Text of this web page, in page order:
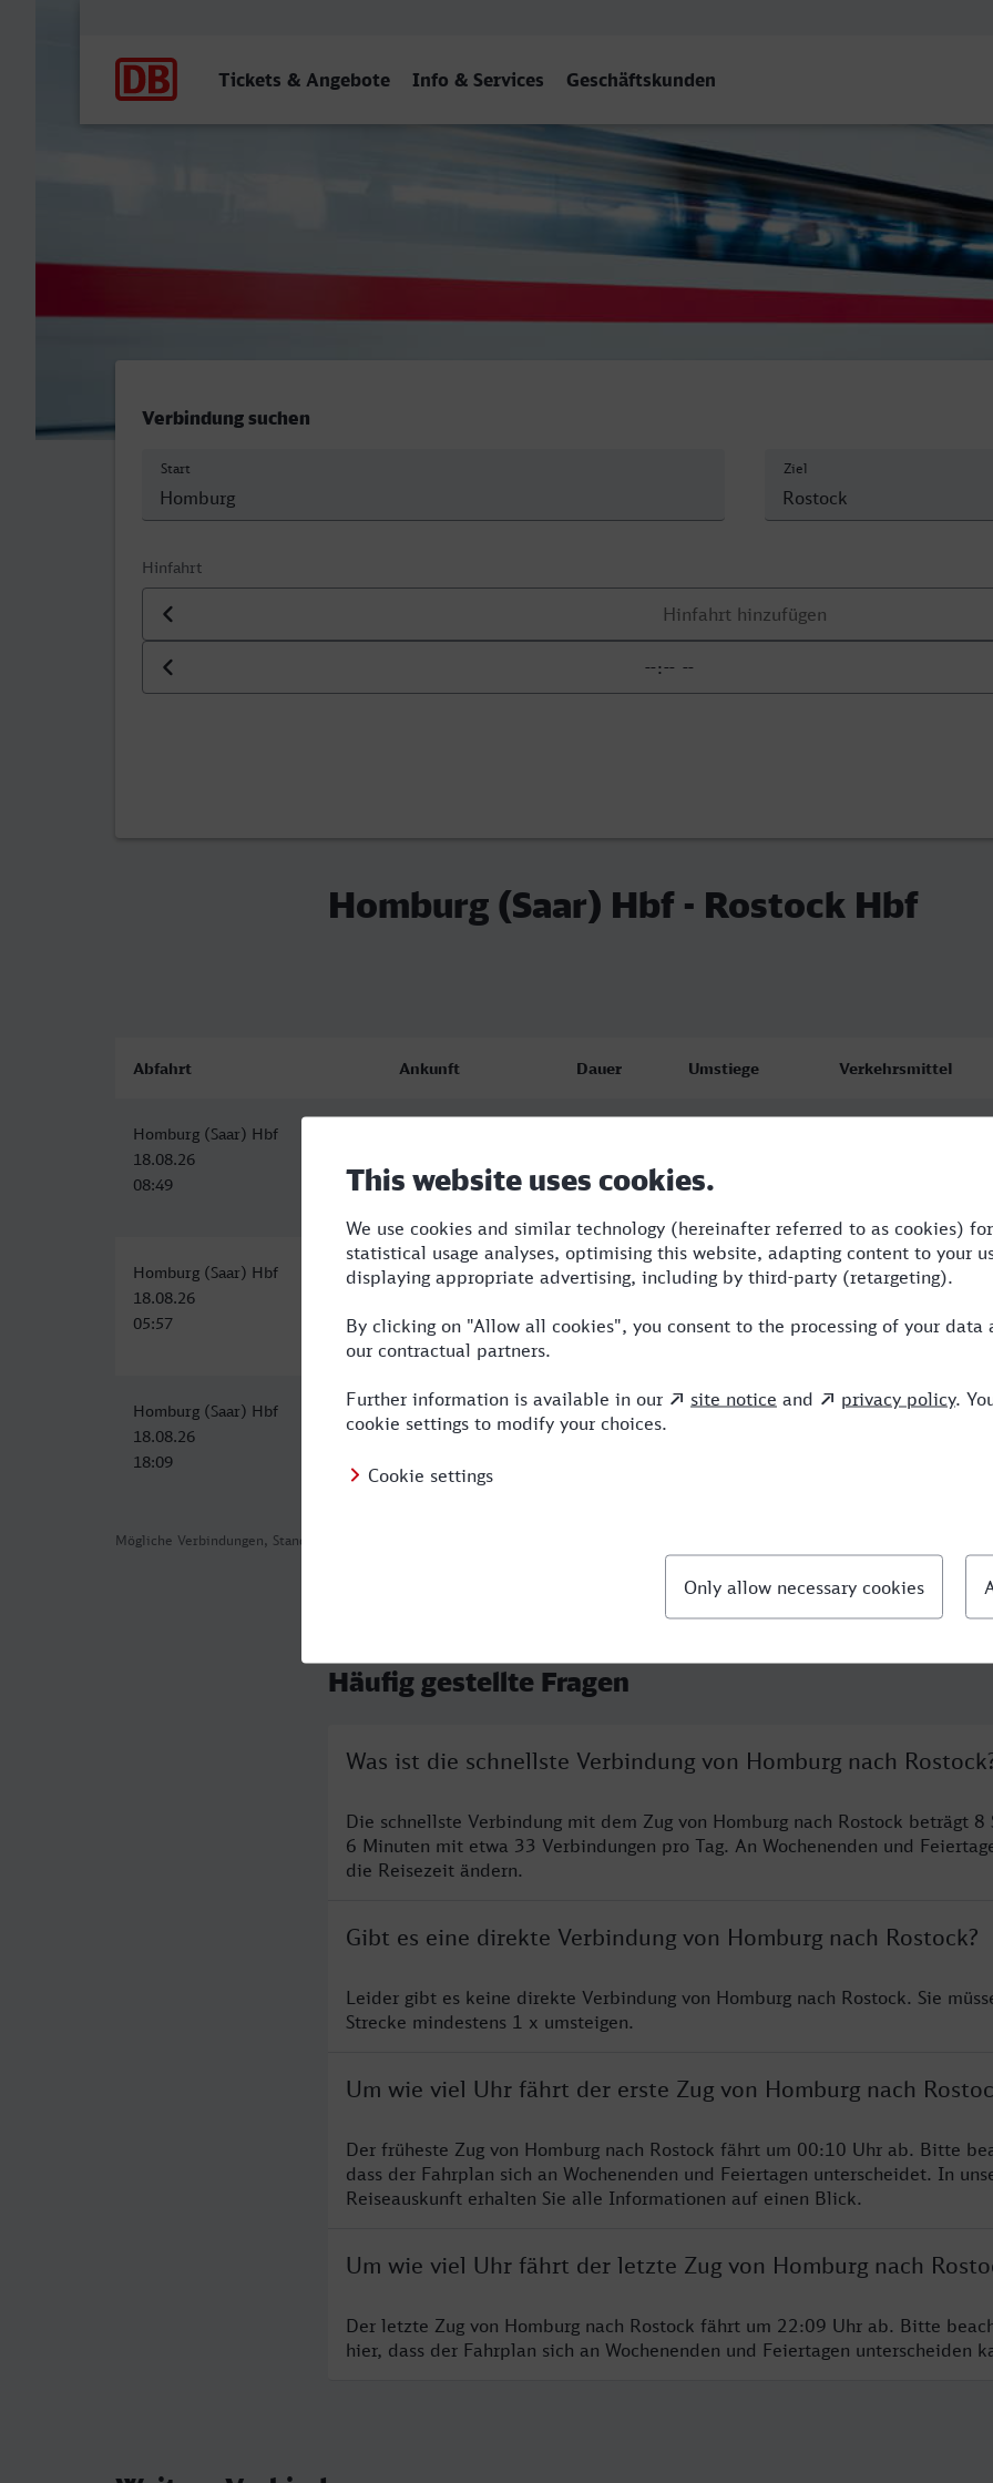
Tickets & Angebote Info & Services Geschäftskunden
Homburg (Saar) Hbf - Rostock Hbf
Verbindung suchen
Start Ziel
Hinfahrt
Datum der Hinfahrt
Uhrzeit der Hinfahrt
Homburg (Saar) Hbf - Rostock Hbf
Mögliche Verbindungen, Stand: 2026-08-04 11:59
Abfahrt Ankunft Dauer Umstiege Verkehrsmittel
Homburg (Saar) Hbf
18.08.26
08:49
16:55
Homburg (Saar) Hbf
18.08.26
05:57
Rostock Hbf
15:23
9:26 2 RE,ICE
Homburg (Saar) Hbf
18.08.26
18:09
Rostock Hbf
19.08.26
13:14 2 RE,ICE
Häufig gestellte Fragen
Was ist die schnellste Verbindung von Homburg nach
Die schnellste Verbindung mit dem Zug von Homburg nach Rostock beträgt 8
6 Minuten mit etwa 33 Verbindungen pro Tag. An Wochenenden und
die Reisezeit ändern.
Gibt es eine direkte Verbindung von Homburg nach Rostock?
Leider gibt es keine direkte Verbindung von Homburg nach Rostock. Sie
Strecke mindestens 1 x umsteigen.
Um wie viel Uhr fährt der erste Zug von Homburg nach
Der früheste Zug von Homburg nach Rostock fährt um 00:10 Uhr ab. Bitte
dass der Fahrplan sich an Wochenenden und Feiertagen unterscheidet. In
Reiseauskunft erhalten Sie alle Informationen auf einen Blick.
Um wie viel Uhr fährt der letzte Zug von Homburg nach
Der letzte Zug von Homburg nach Rostock fährt um 22:09 Uhr ab. Bitte
hier, dass der Fahrplan sich an Wochenenden und Feiertagen unterscheiden